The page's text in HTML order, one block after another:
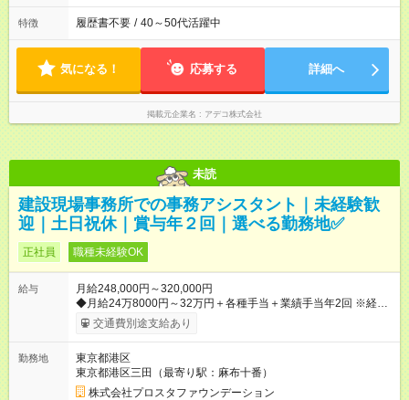
特徴 履歴書不要 / 40～50代活躍中
気になる！ 応募する 詳細へ
掲載元企業名 アデコ株式会社
未読
建設現場事務所での事務アシスタント｜未経験歓
迎｜土日祝休｜賞与年２回｜選べる勤務地✅
正社員 職種未経験OK
給与
月給248,000円～320,000円
◆月給24万8000円～32万円＋各種手当＋業績手当年2回 ※経験
や能力などを考慮の上決定します ※時間外手当全額支給 【試用
期間】試用期間あり 試用期間の長さ：3ヶ月 雇用形態、給与は
交通費別途支給あり
勤務地
東京都港区
東京都港区三田（最寄り駅：麻布十番）
株式会社プロスタファウンデーション